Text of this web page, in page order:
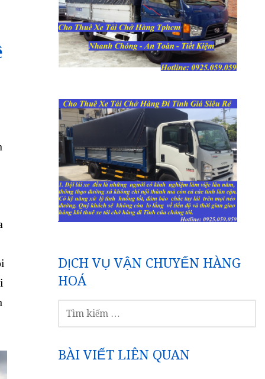
DỊCH VỤ VẬN CHUYỂN HÀNG
HOÁ
KIẾM
BÀI VIẾT LIÊN QUAN